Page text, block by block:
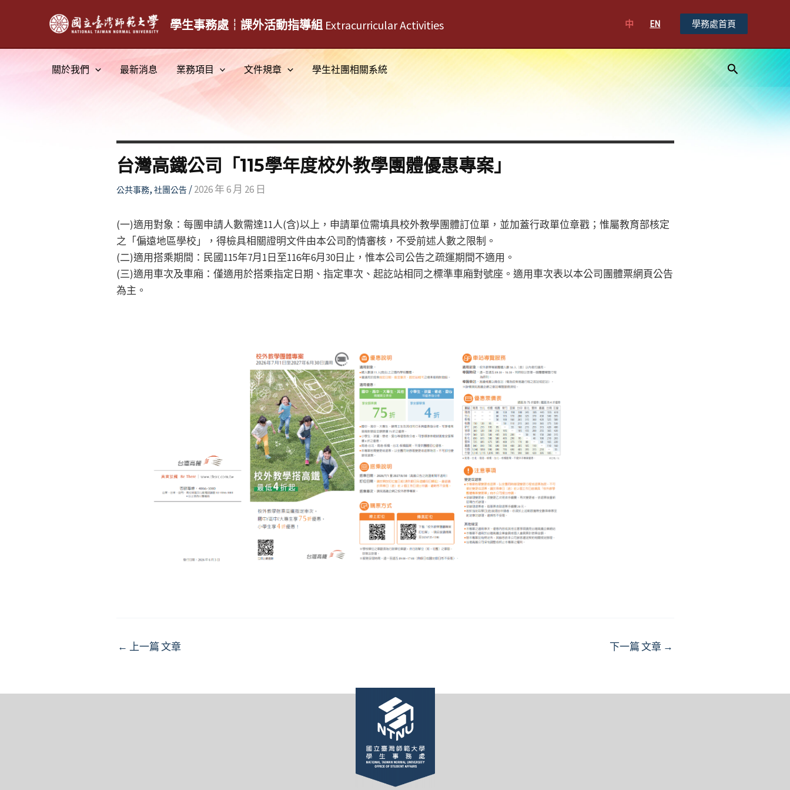
學生事務處┆課外活動指導組 Extracurricular Activities 中 EN 學務處首頁
關於我們 最新消息 業務項目 文件規章 學生社團相關系統
搜
尋
台灣高鐵公司「115學年度校外教學團體優惠專案」
公共事務, 社團公告/2026 年 6 月 26 日
(一)適用對象：每團申請人數需達11人(含)以上，申請單位需填具校外教學團體訂位單，並加蓋行政單位章戳；惟屬教育部核定
之「偏遠地區學校」，得檢具相關證明文件由本公司酌情審核，不受前述人數之限制。
(二)適用搭乘期間：民國115年7月1日至116年6月30日止，惟本公司公告之疏運期間不適用。
(三)適用車次及車廂：僅適用於搭乘指定日期、指定車次、起訖站相同之標準車廂對號座。適用車次表以本公司團體票網頁公告
為主。
Post
← 上一篇 文章 下一篇 文章 →